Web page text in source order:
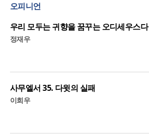
오피니언
우리 모두는 귀향을 꿈꾸는 오디세우스다
정재우
사무엘서 35. 다윗의 실패
이희우